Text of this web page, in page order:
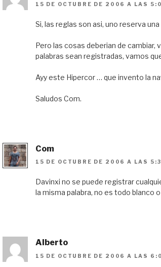
15 DE OCTUBRE DE 2006 A LAS
Si, las reglas son asi, uno reserva
Pero las cosas deberian de cambiar,
palabras sean registradas, vamos
Ayy este Hipercor … que invento la
Saludos Com.
Com
15 DE OCTUBRE DE 2006 A LAS
Davinxi no se puede registrar
la misma palabra, no es todo blanco
Alberto
15 DE OCTUBRE DE 2006 A LAS